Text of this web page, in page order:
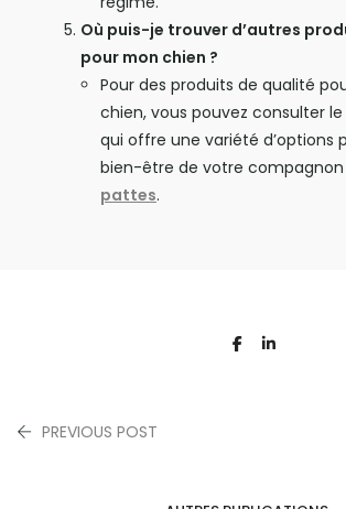
Où puis-je trouver d’autres
pour mon chien ?
Pour des produits de qualité
chien, vous pouvez consulter le
qui offre une variété d’options
bien-être de votre
pattes.
PREVIOUS POST